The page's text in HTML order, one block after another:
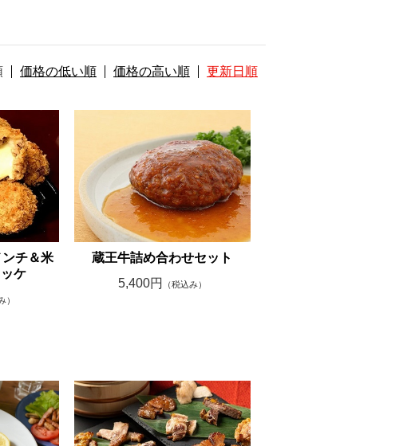
価格の低い順 価格の高い順 更新日順
チ＆米
ケ
）
蔵王牛詰め合わせセット
5,400円
（税込み）